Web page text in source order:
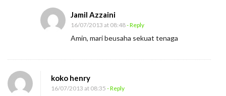
g
M
e
g
Jamil Azzaini
16/07/2013 at 08:48- Reply
Amin, mari beusaha sekuat tenaga
koko henry
16/07/2013 at 08:35 - Reply